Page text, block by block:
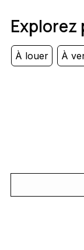
Explorez
À louer À